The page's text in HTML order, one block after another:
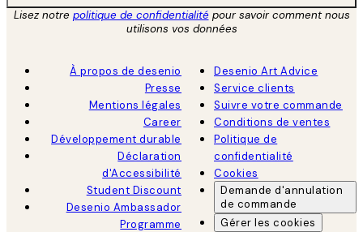
Lisez notre politique de confidentialitépour savoir comment nous
utilisons vos données
À propos de desenio
Presse
Mentions légales
Career
Développement durable
Déclaration
d'Accessibilité
Student Discount
Desenio Ambassador
Programme
Desenio Art Advice
Service clients
Suivre votre commande
Conditions de ventes
Politique de
confidentialité
Cookies
Demande d'annulation
de commande
Gérer les cookies